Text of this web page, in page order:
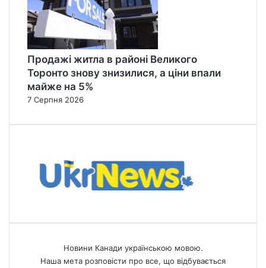
Продажі житла в районі Великого
Торонто знову знизилися, а ціни впали
майже на 5%
7 Серпня 2026
Новини Канади українською мовою.
Наша мета розповісти про все, що відбувається